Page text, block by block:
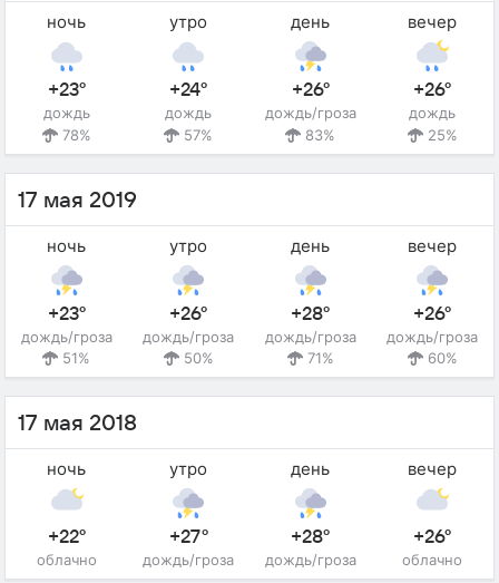
ночь
+23°
дождь
78%
утро
+24°
дождь
57%
день
+26°
дождь/гроза
83%
вечер
+26°
дождь
25%
17 мая 2019
ночь
+23°
дождь/гроза
51%
утро
+26°
дождь/гроза
50%
день
+28°
дождь/гроза
71%
вечер
+26°
дождь/гроза
60%
17 мая 2018
ночь
+22°
облачно
утро
+27°
дождь/гроза
день
+28°
дождь/гроза
вечер
+26°
облачно